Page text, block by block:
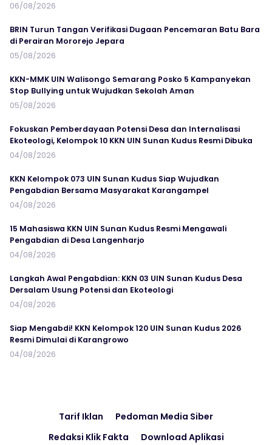
06/08/2026
BRIN Turun Tangan Verifikasi Dugaan Pencemaran Batu Bara
di Perairan Mororejo Jepara
05/08/2026
KKN-MMK UIN Walisongo Semarang Posko 5 Kampanyekan
Stop Bullying untuk Wujudkan Sekolah Aman
05/08/2026
Fokuskan Pemberdayaan Potensi Desa dan Internalisasi
Ekoteologi, Kelompok 10 KKN UIN Sunan Kudus Resmi Dibuka
04/08/2026
KKN Kelompok 073 UIN Sunan Kudus Siap Wujudkan
Pengabdian Bersama Masyarakat Karangampel
04/08/2026
15 Mahasiswa KKN UIN Sunan Kudus Resmi Mengawali
Pengabdian di Desa Langenharjo
04/08/2026
Langkah Awal Pengabdian: KKN 03 UIN Sunan Kudus Desa
Dersalam Usung Potensi dan Ekoteologi
04/08/2026
Siap Mengabdi! KKN Kelompok 120 UIN Sunan Kudus 2026
Resmi Dimulai di Karangrowo
04/08/2026
Tarif Iklan
Pedoman Media Siber
Redaksi Klik Fakta
Download Aplikasi